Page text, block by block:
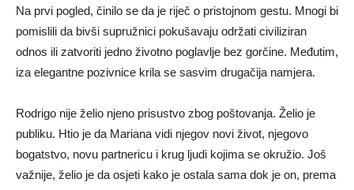
Na prvi pogled, činilo se da je riječ o pristojnom gestu. Mnogi bi
pomislili da bivši supružnici pokušavaju održati civiliziran
odnos ili zatvoriti jedno životno poglavlje bez gorčine. Međutim,
iza elegantne pozivnice krila se sasvim drugačija namjera.
Rodrigo nije želio njeno prisustvo zbog poštovanja. Želio je
publiku. Htio je da Mariana vidi njegov novi život, njegovo
bogatstvo, novu partnericu i krug ljudi kojima se okružio. Još
važnije, želio je da osjeti kako je ostala sama dok je on, prema